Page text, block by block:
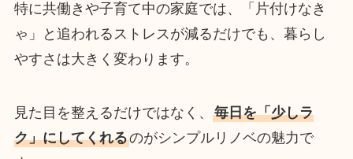
特に共働きや子育て中の家庭では、「片付けなき
ゃ」と追われるストレスが減るだけでも、暮らし
やすさは大きく変わります。
見た目を整えるだけではなく、 毎日を「少しラ
ク」にしてくれるのがシンプルリノベの魅力で